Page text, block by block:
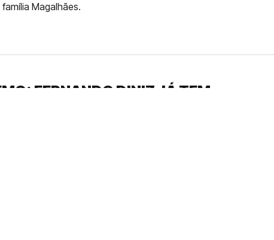
Magalhães.
FERNANDO DINIZ JÁ TEM